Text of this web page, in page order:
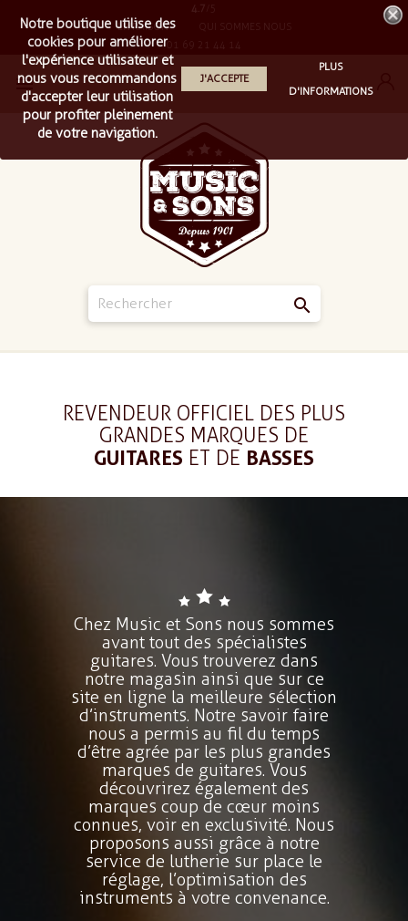
LIVRAISON QUI SOMMES NOUS
4.7
01 69 21 44 14


Notre boutique utilise des
cookies pour améliorer
l'expérience utilisateur et
nous vous recommandons
d'accepter leur utilisation
pour profiter pleinement
de votre navigation.
J'ACCEPTE
PLUS
D'INFORMATIONS
REVENDEUR OFFICIEL DES PLUS
GRANDES MARQUES DE
GUITARES ET DE BASSES
Chez Music et Sons nous sommes
avant tout des spécialistes
guitares. Vous trouverez dans
notre magasin ainsi que sur ce
site en ligne la meilleure sélection
d’instruments. Notre savoir faire
nous a permis au fil du temps
d’être agrée par les plus grandes
marques de guitares. Vous
découvrirez également des
marques coup de cœur moins
connues, voir en exclusivité. Nous
proposons aussi grâce à notre
service de lutherie sur place le
réglage, l’optimisation des
instruments à votre convenance.